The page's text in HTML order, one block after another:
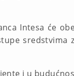
Intesa će
i u